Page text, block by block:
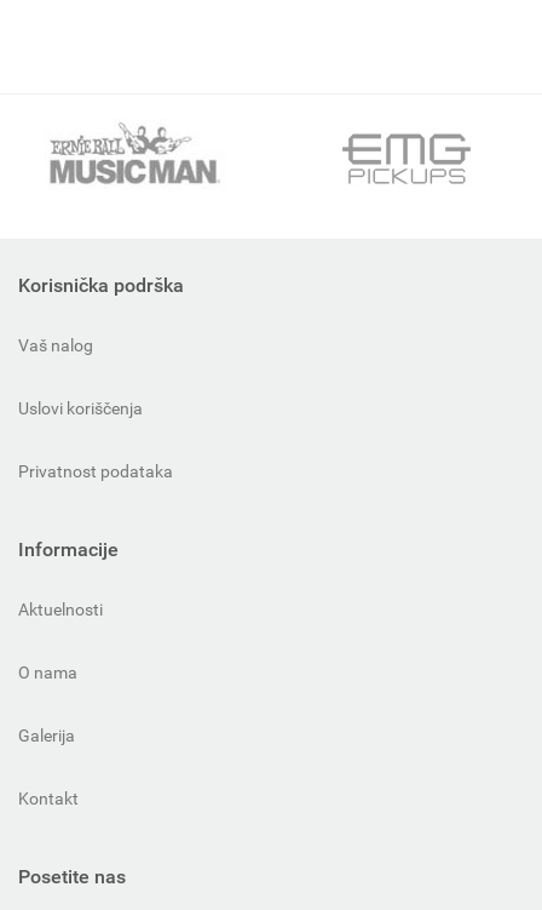
Korisnička podrška
Vaš nalog
Uslovi koriščenja
Privatnost podataka
Informacije
Aktuelnosti
O nama
Galerija
Kontakt
Posetite nas